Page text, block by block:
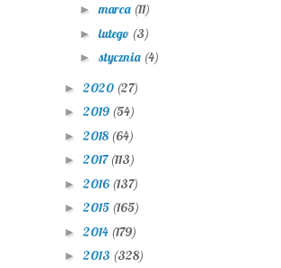
►marca (11)
► lutego (3)
► stycznia (4)
► 2020 (27)
► 2019 (54)
► 2018 (64)
► 2017(113)
► 2016 (137)
► 2015 (165)
► 2014 (179)
► 2013 (328)